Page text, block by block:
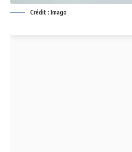
Crédit : Imago